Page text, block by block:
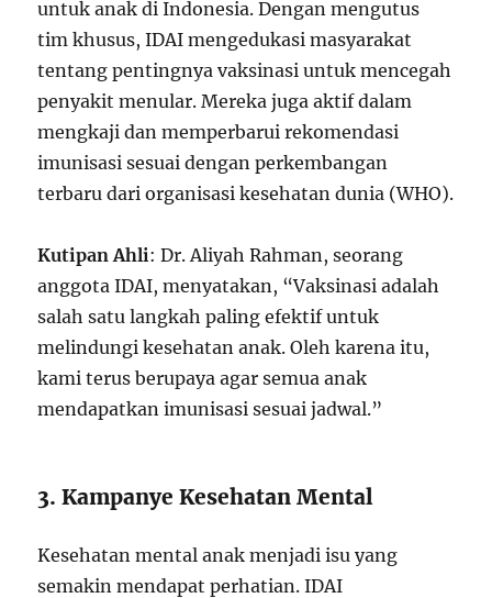
untuk anak di Indonesia. Dengan mengutus
tim khusus, IDAI mengedukasi masyarakat
tentang pentingnya vaksinasi untuk mencegah
penyakit menular. Mereka juga aktif dalam
mengkaji dan memperbarui rekomendasi
imunisasi sesuai dengan perkembangan
terbaru dari organisasi kesehatan dunia (WHO).
Kutipan Ahli: Dr. Aliyah Rahman, seorang
anggota IDAI, menyatakan, “Vaksinasi adalah
salah satu langkah paling efektif untuk
melindungi kesehatan anak. Oleh karena itu,
kami terus berupaya agar semua anak
mendapatkan imunisasi sesuai jadwal.”
3. Kampanye Kesehatan Mental
Kesehatan mental anak menjadi isu yang
semakin mendapat perhatian. IDAI